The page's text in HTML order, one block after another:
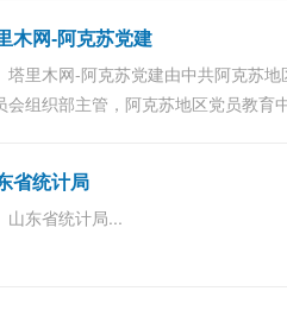
的非营利...
木网-阿克苏党建
塔里木网-阿克苏党建由中共阿克苏地
会组织部主管，阿克苏地区党员教育
省统计局
山东省统计局...